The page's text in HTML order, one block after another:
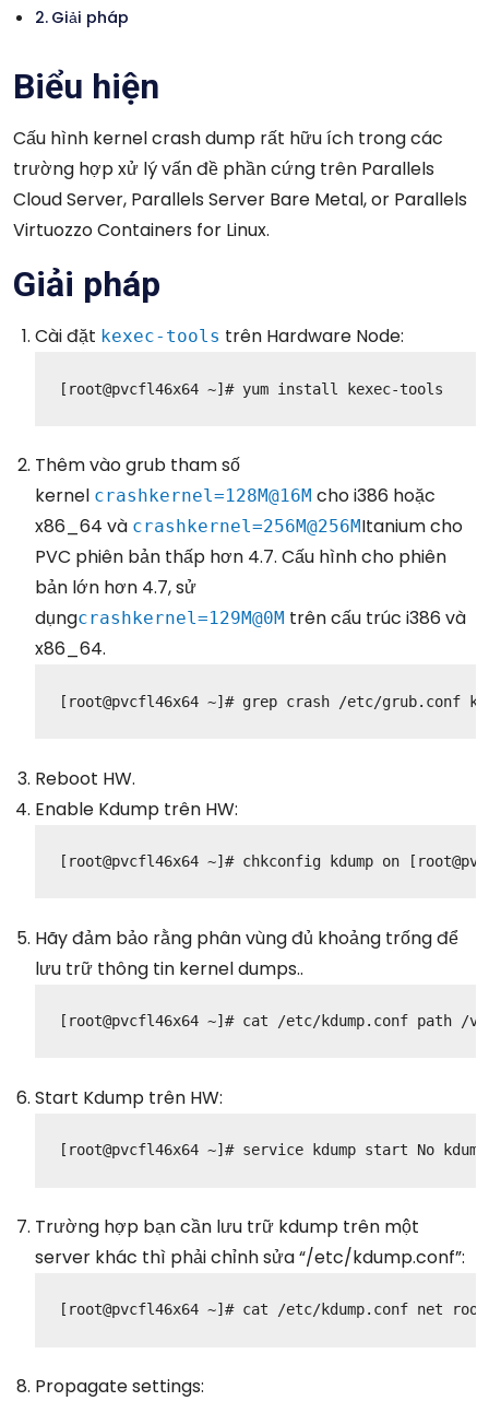
Giải pháp
Biểu hiện
Cấu hình kernel crash dump rất hữu ích trong các
trường hợp xử lý vấn đề phần cứng trên Parallels
Cloud Server, Parallels Server Bare Metal, or Parallels
Virtuozzo Containers for Linux.
Giải pháp
Cài đặt kexec-tools trên Hardware Node:
[root@pvcfl46x64 ~]# yum install kexec-tools
Thêm vào grub tham số
kernel crashkernel=128M@16M cho i386 hoặc
x86_64 và crashkernel=256M@256MItanium cho
PVC phiên bản thấp hơn 4.7. Cấu hình cho phiên
bản lớn hơn 4.7, sử
dụngcrashkernel=129M@0M trên cấu trúc i386 và
x86_64.
[root@pvcfl46x64 ~]# grep crash /etc/grub.conf
Reboot HW.
Enable Kdump trên HW:
[root@pvcfl46x64 ~]# chkconfig kdump on
Hãy đảm bảo rằng phân vùng đủ khoảng trống để
lưu trữ thông tin kernel dumps..
[root@pvcfl46x64 ~]# cat /etc/kdump.conf path /
Start Kdump trên HW:
[root@pvcfl46x64 ~]# service kdump start No
Trường hợp bạn cần lưu trữ kdump trên một
server khác thì phải chỉnh sửa “/etc/kdump.conf”:
[root@pvcfl46x64 ~]# cat /etc/kdump.conf net
Propagate settings: